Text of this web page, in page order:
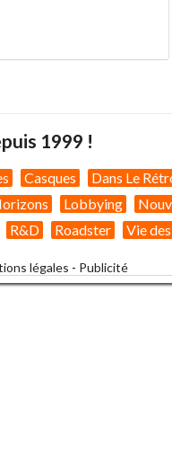
1999 !
Casques Dans Le
Lobbying
R&D Roadster Vie
légales - Publicité